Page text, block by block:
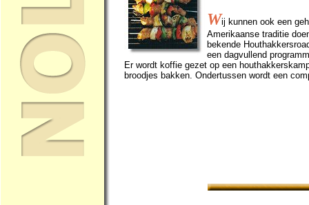
Wij kunnen ook een
Amerikaanse traditie
bekende
een dagvullend
Er wordt koffie gezet op een
broodjes bakken. Ondertussen wordt een